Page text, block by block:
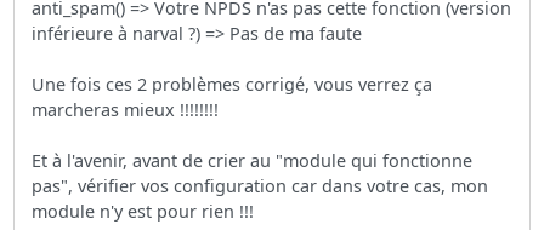
anti_spam() => Votre NPDS n'as pas cette fonction (version
inférieure à narval ?) => Pas de ma faute
Une fois ces 2 problèmes corrigé, vous verrez ça
marcheras mieux !!!!!!!!
Et à l'avenir, avant de crier au "module qui fonctionne
pas", vérifier vos configuration car dans votre cas, mon
module n'y est pour rien !!!